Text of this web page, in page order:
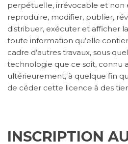
perpétuelle, irrévocable et non
reproduire, modifier, publier,
distribuer, exécuter et afficher
toute information qu’elle
cadre d’autres travaux, sous
technologie que ce soit, connu
ultérieurement, à quelque fin
de céder cette licence à des
INSCRIPTION